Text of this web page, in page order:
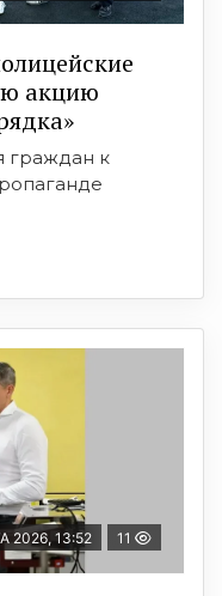
акцию
граждан к
2026, 13:52 11